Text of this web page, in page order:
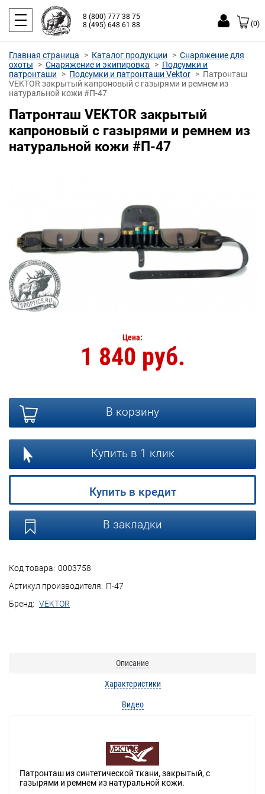
8 (800) 777 38 75
8 (495) 648 61 88
(0)
Главная страница Каталог продукции
Снаряжение для
охоты
Снаряжение и экипировка
Подсумки и
патронташи
Подсумки и патронташи Vektor
Патронташ
VEKTOR закрытый капроновый с газырями и ремнем из
натуральной кожи #П-47
Патронташ VEKTOR закрытый
капроновый с газырями и ремнем из
натуральной кожи #П-47
Код товара: 0003758
Артикул производителя: П-47
Бренд: VEKTOR
Цена:
1 840 руб.
В корзину
Купить в 1 клик
Купить в кредит
В закладки
Описание
Характеристики
Видео
Патронташ из синтетической ткани, закрытый, с
газырями и ремнем из натуральной кожи.